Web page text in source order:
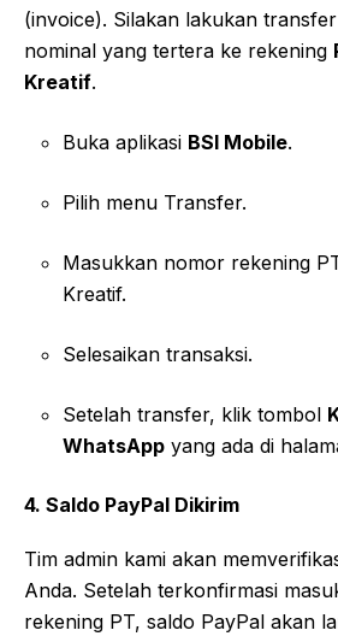
(invoice). Silakan lakukan
nominal yang tertera ke rekening
Kreatif.
Buka aplikasi BSI Mobile.
Pilih menu Transfer.
Masukkan nomor rekening
Kreatif.
Selesaikan transaksi.
Setelah transfer, klik tombol
WhatsApp yang ada di
4. Saldo PayPal Dikirim
Tim admin kami akan
Anda. Setelah terkonfirmasi
rekening PT, saldo PayPal akan